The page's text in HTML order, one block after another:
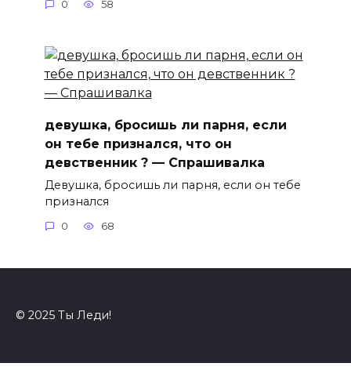
0 58
девушка, бросишь ли парня, если
он тебе признался, что он
девственник ? — Спрашивалка
Девушка, бросишь ли парня, если он тебе
признался
0 68
© 2025 Ты Леди!